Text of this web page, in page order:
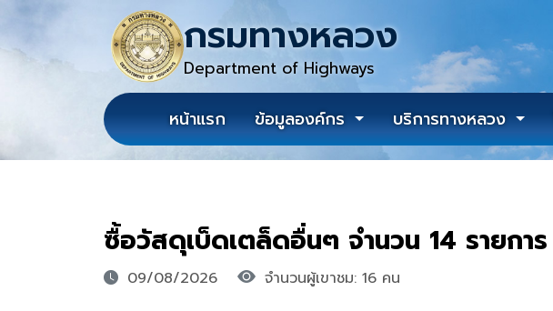
กรมทางหลวง
Department of Highways
หน้าแรก ข้อมูลองค์กร บริการทางหลวง
ซื้อวัสดุเบ็ดเตล็ดอื่นๆ จำนวน 14 รายการ
09/08/2026 จำนวนผู้เขาชม: 16 คน